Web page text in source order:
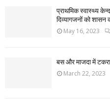
प्राथमिक स्वास्थ्य
दिव्यागजनों को शासन
May 16, 2023
बस और माजदा में
March 22, 2023